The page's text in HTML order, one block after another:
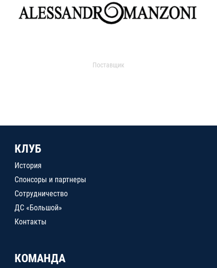
Поставщик
КЛУБ
История
Спонсоры и партнеры
Сотрудничество
ДС «Большой»
Контакты
КОМАНДА